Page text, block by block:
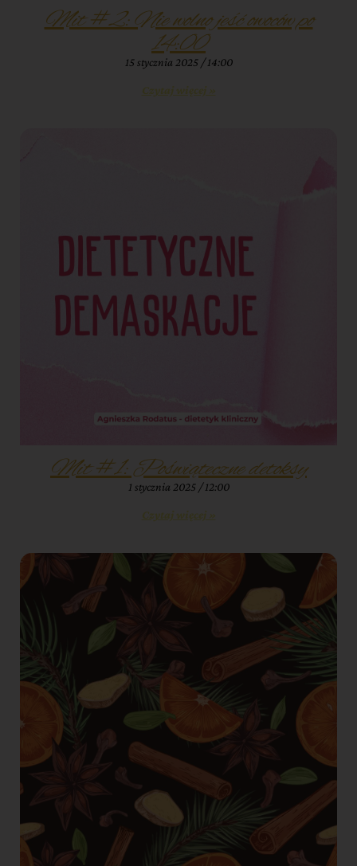
Mit #2: Nie wolno jeść owoców po
14:00
15 stycznia 2025 14:00
Czytaj więcej »
Mit #1: Poświąteczne detoksy
1 stycznia 2025 12:00
Czytaj więcej »